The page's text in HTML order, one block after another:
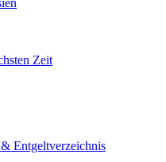
Zeit
Entgeltverzeichnis